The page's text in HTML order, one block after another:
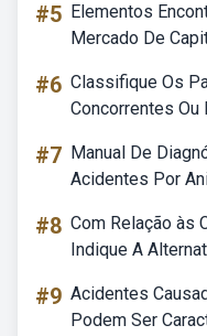
#5 Elementos
Mercado De
#6 Classifique Os
Concorrentes
#7 Manual De
Acidentes Por
#8 Com Relação às
Indique A
#9 Acidentes
Podem Ser